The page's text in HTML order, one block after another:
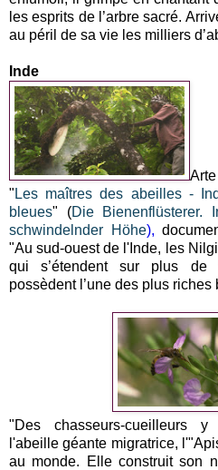
les esprits de l’arbre sacré.
au péril de sa vie les milliers
Inde
" Les maîtres des abeilles -
bleues" (Die Bienenflüsterer.
schwindelnder Höhe),
"Au sud-ouest de l'Inde, les
qui s’étendent sur plus de
possèdent l’une des plus
"Des chasseurs-cueilleurs
l'abeille géante migratrice,
au monde. Elle construit son